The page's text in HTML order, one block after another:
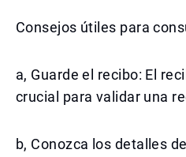
Consejos útiles para
a, Guarde el recibo: El
crucial para validar una
b, Conozca los detalles